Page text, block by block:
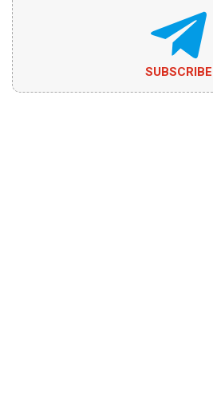
SUBSCRIBE